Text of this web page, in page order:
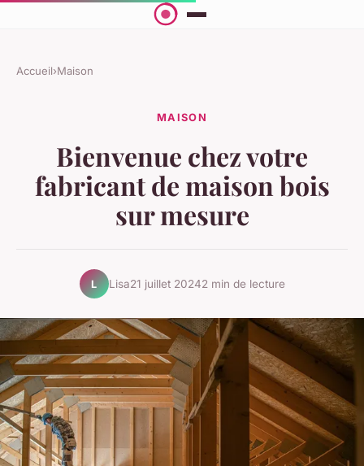
Accueil›Maison
MAISON
Bienvenue chez votre
fabricant de maison bois
sur mesure
L Lisa21 juillet 20242 min de lecture